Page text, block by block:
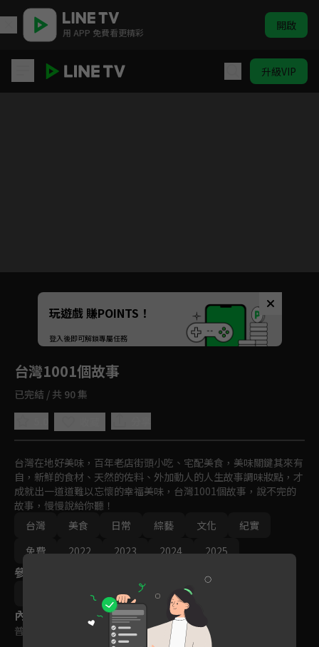
用 APP 免費看更精彩 開啟
升級VIP
Unmute
如有不便請見諒
玩遊戲 賺POINTS！
登入後即可解鎖專屬任務
台灣1001個故事
已完結 / 共 90 集
台灣在地好美味，百年老店街頭小吃、宅配美食，美味關鍵其來有
自，新鮮的食材、天然的佐料、外加動人的人生故事調味妝點，才
成就出一道道難以忘懷的幸福美味，台灣1001個故事，說不完的
故事，慢慢說給你聽！
台灣
美食 日常 綜藝 文化
紀實
免費
2022 2023 2024 2025
參與演員
蔡依臻 張佳如
內容標籤
普遍級